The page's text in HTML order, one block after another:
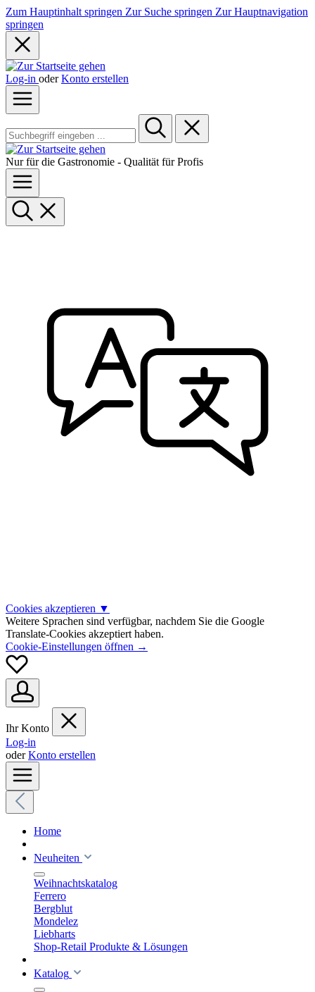
Zum Hauptinhalt springen Zur Suche springen Zur Hauptnavigation
springen
Log-in oder Konto erstellen
Nur für die Gastronomie - Qualität für Profis
Cookies akzeptieren ▼
Weitere Sprachen sind verfügbar, nachdem Sie die Google
Translate-Cookies akzeptiert haben.
Cookie-Einstellungen öffnen →
Ihr Konto
Log-in
oderKonto erstellen
Home
Neuheiten
Weihnachtskatalog
Ferrero
Bergblut
Mondelez
Liebharts
Shop-Retail Produkte & Lösungen
Katalog